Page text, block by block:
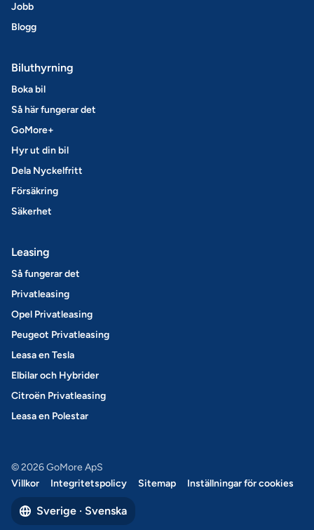
Jobb
Blogg
Biluthyrning
Boka bil
Så här fungerar det
GoMore+
Hyr ut din bil
Dela Nyckelfritt
Försäkring
Säkerhet
Leasing
Så fungerar det
Privatleasing
Opel Privatleasing
Peugeot Privatleasing
Leasa en Tesla
Elbilar och Hybrider
Citroën Privatleasing
Leasa en Polestar
© 2026 GoMore ApS
Villkor
Integritetspolicy Sitemap Inställningar för cookies
Sverige · Svenska